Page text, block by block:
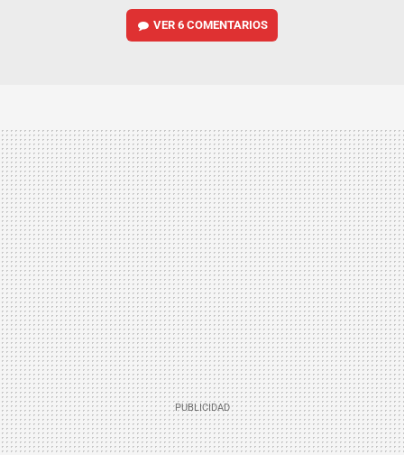
VER6 COMENTARIOS